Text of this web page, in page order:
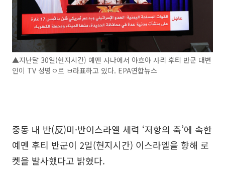
▲지난달 30일(현지시간) 예멘 사나에서 야흐야 사리 후티 반군 대변
인이 TV 성명ㅇ르 ㅂ라표하고 있다. EPA연합뉴스
중동 내 반(反)미·반이스라엘 세력 ‘저항의 축’에 속한
예멘 후티 반군이 2일(현지시간) 이스라엘을 향해 로
켓을 발사했다고 밝혔다.